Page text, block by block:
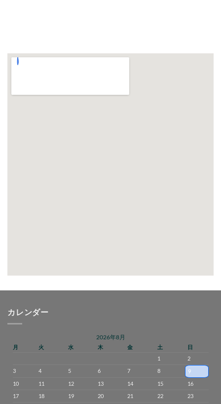
カレンダー
2026年8月
月 火 水 木 金 土
日
1
2
3
4 5 6 7 8
9
10
11 12 13 14 15
16
17
18 19 20 21 22 23